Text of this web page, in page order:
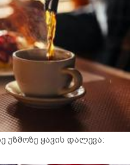
უზმოზე ყავის დალევა: